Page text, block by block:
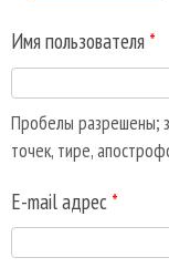
Имя пользователя *
Пробелы разрешены;
точек, тире,
E-mail адрес *